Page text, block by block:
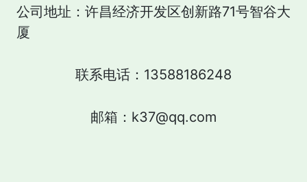
公司地址：许昌经济开发区创新路71号智谷大
厦
联系电话：13588186248
邮箱：k37@qq.com